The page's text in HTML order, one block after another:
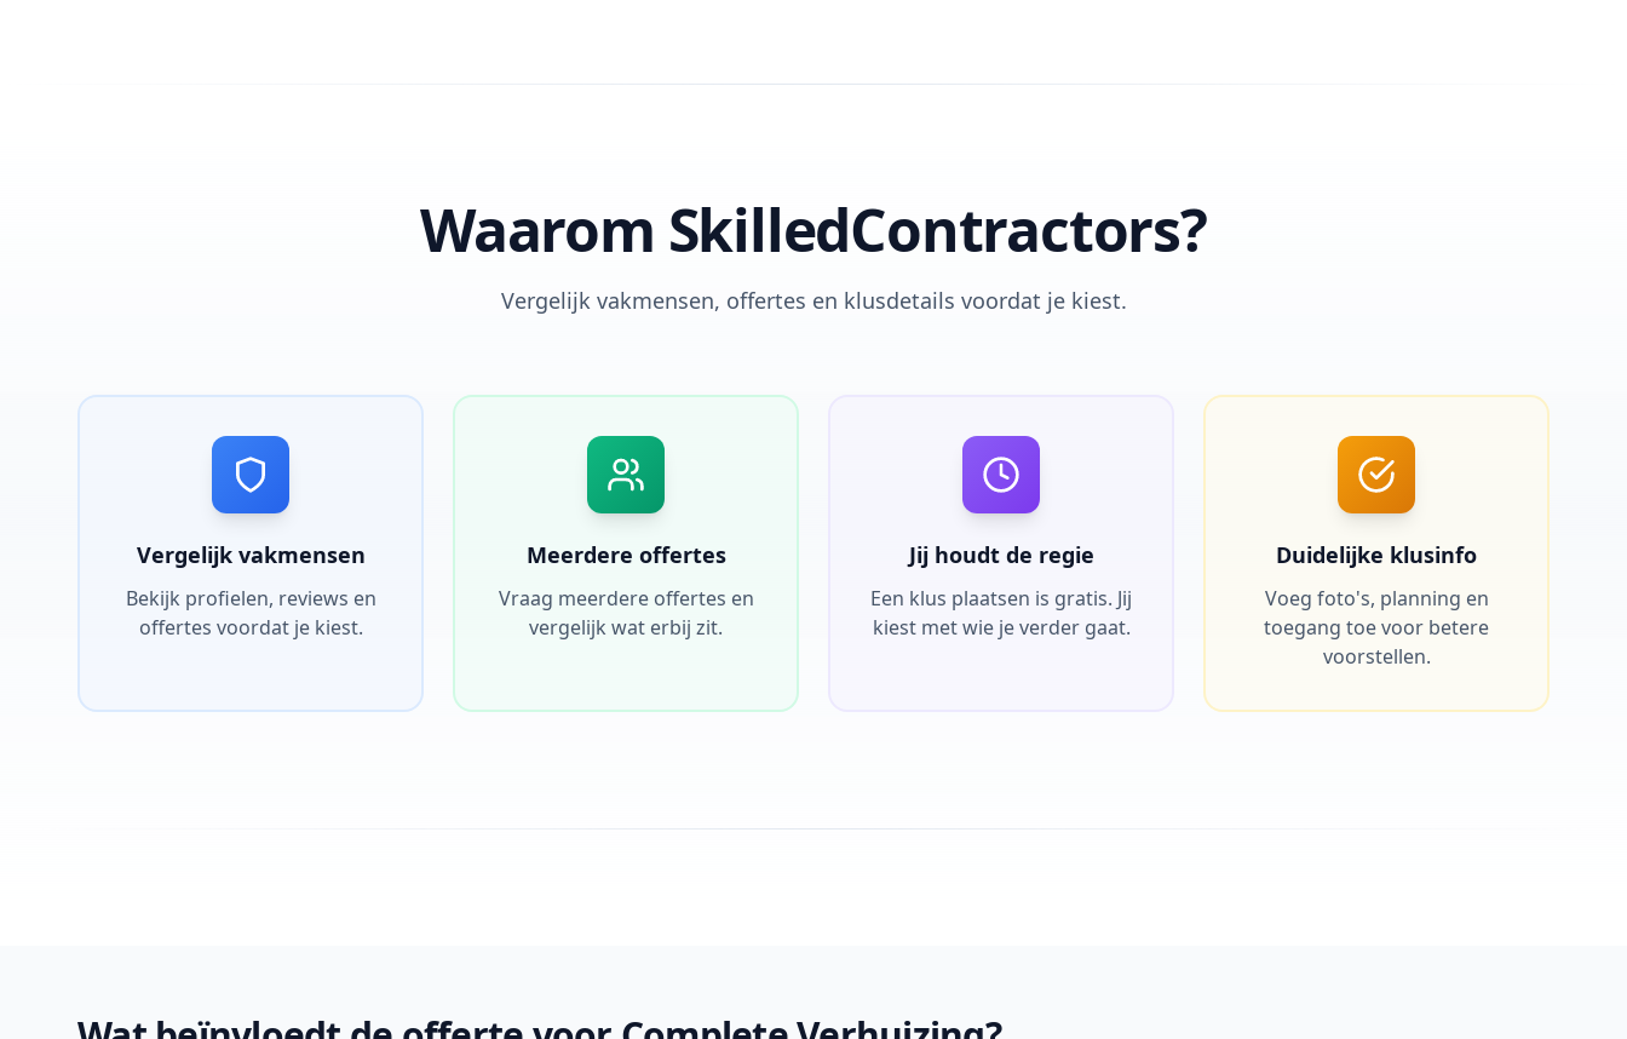
Waarom SkilledContractors?
Vergelijk vakmensen, offertes en klusdetails voordat je kiest.
Vergelijk vakmensen
Bekijk profielen, reviews en
offertes voordat je kiest.
Meerdere offertes
Vraag meerdere offertes en
vergelijk wat erbij zit.
Jij houdt de regie
Een klus plaatsen is gratis. Jij
kiest met wie je verder gaat.
Duidelijke klusinfo
Voeg foto's, planning en
toegang toe voor betere
voorstellen.